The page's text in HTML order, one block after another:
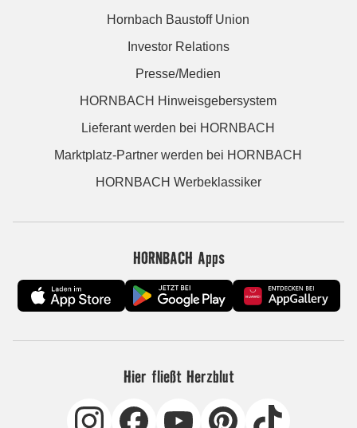
Hornbach Baustoff Union
Investor Relations
Presse/Medien
HORNBACH Hinweisgebersystem
Lieferant werden bei HORNBACH
Marktplatz-Partner werden bei HORNBACH
HORNBACH Werbeklassiker
HORNBACH Apps
Hier fließt Herzblut